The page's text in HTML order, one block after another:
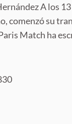
A los
comenzó su
Match ha